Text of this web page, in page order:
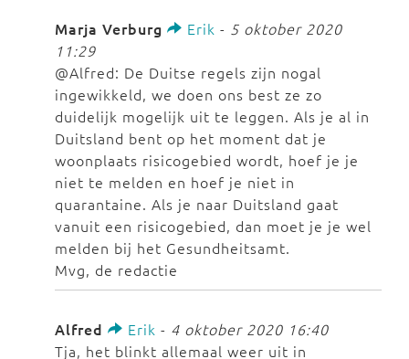
Marja Verburg Erik - 5 oktober 2020
11:29
@Alfred: De Duitse regels zijn nogal
ingewikkeld, we doen ons best ze zo
duidelijk mogelijk uit te leggen. Als je al in
Duitsland bent op het moment dat je
woonplaats risicogebied wordt, hoef je je
niet te melden en hoef je niet in
quarantaine. Als je naar Duitsland gaat
vanuit een risicogebied, dan moet je je wel
melden bij het Gesundheitsamt.
Mvg, de redactie
Alfred Erik - 4 oktober 2020 16:40
Tja, het blinkt allemaal weer uit in